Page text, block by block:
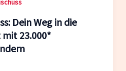
Dein Weg in die
23.000*